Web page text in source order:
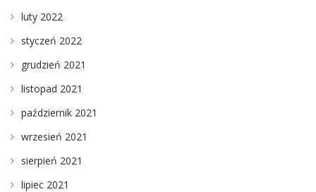
luty 2022
styczeń 2022
grudzień 2021
listopad 2021
październik 2021
wrzesień 2021
sierpień 2021
lipiec 2021